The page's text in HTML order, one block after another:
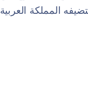
لخوض رالي داكار 2020 الذي تستضيفه المملكة العربية